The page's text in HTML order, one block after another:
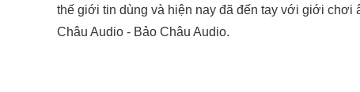
thế giới tin dùng và hiện nay đã đến tay với giới chơi
Châu Audio - Bảo Châu Audio.